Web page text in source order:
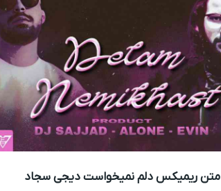
متن ریمیکس دلم نمیخواست دیجی سجاد